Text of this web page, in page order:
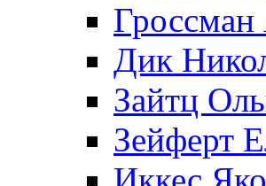
Дик
Зайтц
Зейферт